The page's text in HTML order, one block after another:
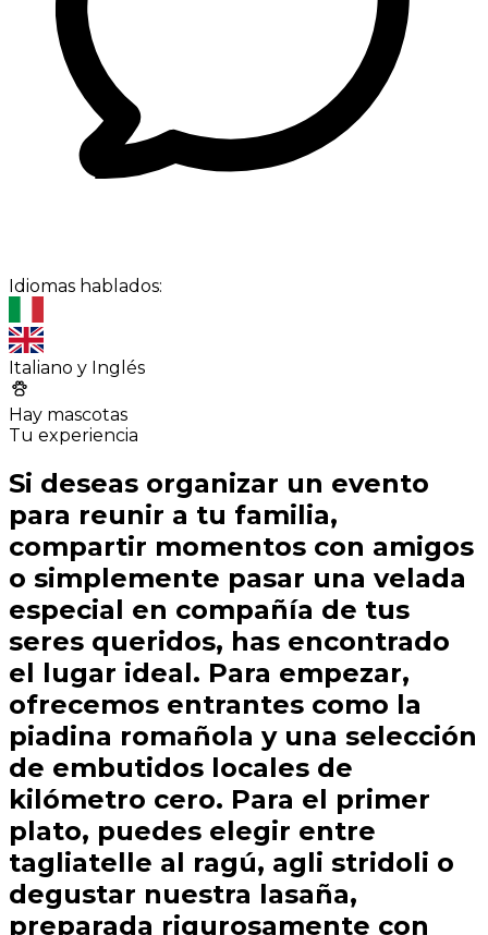
Idiomas hablados:
Italiano y Inglés
Hay mascotas
Tu experiencia
Si deseas organizar un evento
para reunir a tu familia,
compartir momentos con amigos
o simplemente pasar una velada
especial en compañía de tus
seres queridos, has encontrado
el lugar ideal. Para empezar,
ofrecemos entrantes como la
piadina romañola y una selección
de embutidos locales de
kilómetro cero. Para el primer
plato, puedes elegir entre
tagliatelle al ragú, agli stridoli o
degustar nuestra lasaña,
preparada rigurosamente con